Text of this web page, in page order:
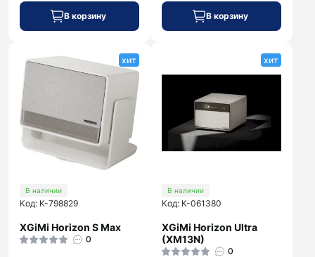
В корзину В корзину
хит
В наличии
Код: K-798829
XGiMi Horizon S Max
0
хит
В наличии
Код: K-061380
XGiMi Horizon Ultra
(XM13N)
0